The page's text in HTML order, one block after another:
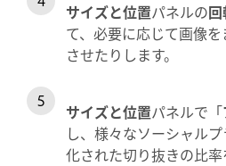
サイズと位置パネルの
て、必要に応じて画像
させたりします。
サイズと位置パネルで「
し、様々なソーシャル
化された切り抜きの比率